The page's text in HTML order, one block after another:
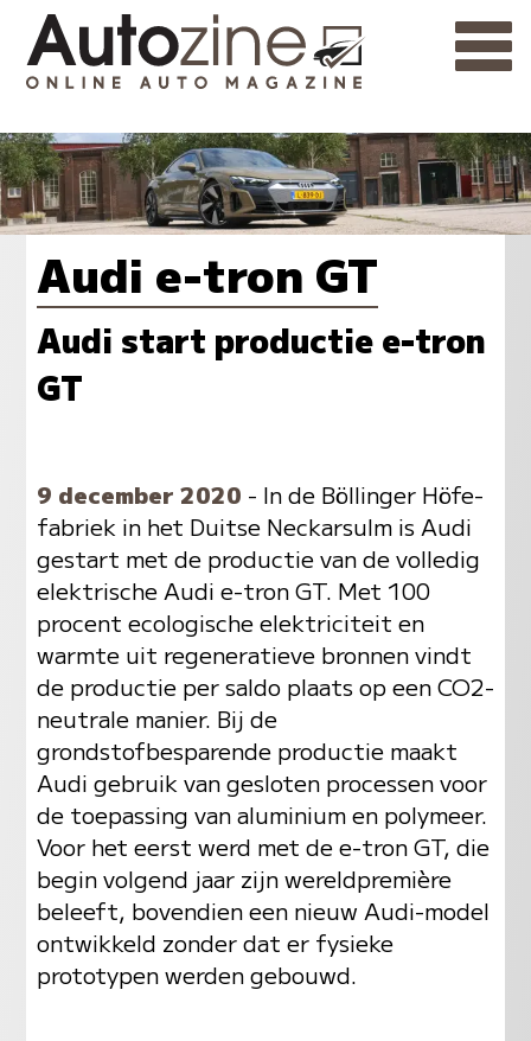
Audi e-tron GT
Audi start productie e-tron
GT
9 december 2020 - In de Böllinger Höfe-
fabriek in het Duitse Neckarsulm is Audi
gestart met de productie van de volledig
elektrische Audi e-tron GT. Met 100
procent ecologische elektriciteit en
warmte uit regeneratieve bronnen vindt
de productie per saldo plaats op een CO2-
neutrale manier. Bij de
grondstofbesparende productie maakt
Audi gebruik van gesloten processen voor
de toepassing van aluminium en polymeer.
Voor het eerst werd met de e-tron GT, die
begin volgend jaar zijn wereldpremière
beleeft, bovendien een nieuw Audi-model
ontwikkeld zonder dat er fysieke
prototypen werden gebouwd.